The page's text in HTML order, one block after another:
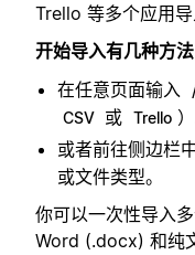
Trello 等多个应用导
开始导入有几种方法
在任意页面输入
CSV 或 Trello ）
或者前往侧边栏
或文件类型。
你可以一次性导入
Word (.docx) 和纯